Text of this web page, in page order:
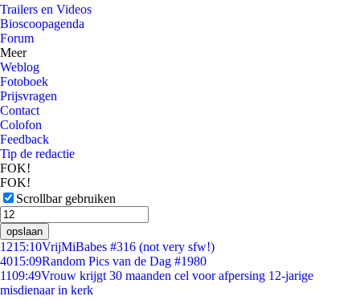
Trailers en Videos
Bioscoopagenda
Forum
Meer
Weblog
Fotoboek
Prijsvragen
Contact
Colofon
Feedback
Tip de redactie
FOK!
FOK!
Scrollbar gebruiken
opslaan
1215:10VrijMiBabes #316 (not very sfw!)
4015:09Random Pics van de Dag #1980
1109:49Vrouw krijgt 30 maanden cel voor afpersing 12-jarige
misdienaar in kerk